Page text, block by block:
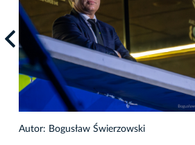
Autor: Bogusław Świerzowski